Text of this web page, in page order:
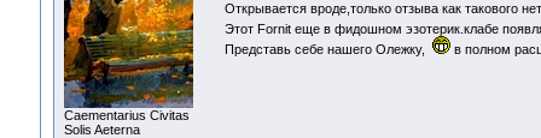
Сaementarius Civitas
Solis Aeterna
Открывается вроде,только отзыва как такового
Этот Fornit еще в фидошном эзотерик.клабе
Представь себе нашего Олежку,
в полном